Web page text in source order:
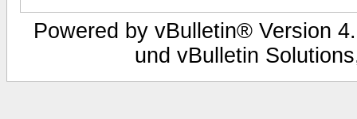
Powered by vBulletin® Version
und vBulletin